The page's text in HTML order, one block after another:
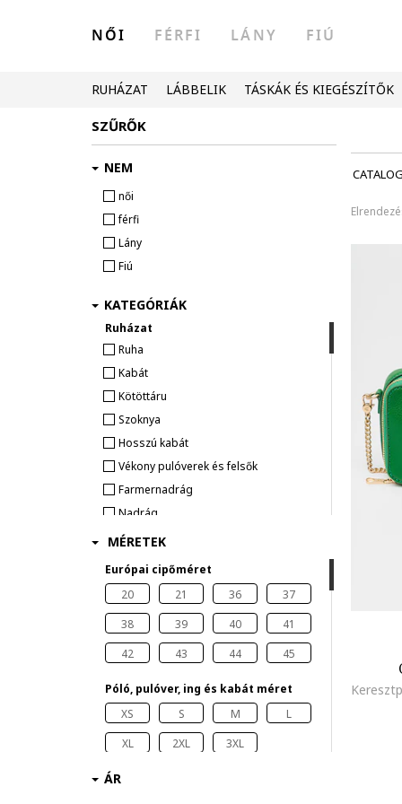
NŐI FÉRFI LÁNY FIÚ
RUHÁZAT LÁBBELIK TÁSKÁK ÉS KIEGÉSZÍTŐK
CATALOG
SZŰRŐK
NEM
női
férfi
Lány
Fiú
KATEGÓRIÁK
Ruházat
Ruha
Kabát
Kötöttáru
Szoknya
Hosszú kabát
Vékony pulóverek és felsők
Farmernadrág
Nadrág
Ing
Póló
Felsők
Mellény
Kiegészítő
Napszemüveg
Öv
Pénztárca & kulcstartó
KALAP & SAPKA
MÉRETEK
Európai cipőméret
20
21 36
37
38
39 40
41
42
43 44 45
Póló, pulóver, ing és kabát méret
XS
S M
L
XL
2XL 3XL
Szoknya, ruha méret
ÁR